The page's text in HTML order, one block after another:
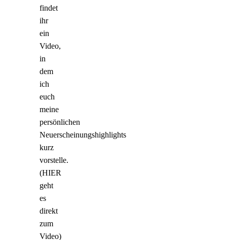
findet
ihr
ein
Video,
in
dem
ich
euch
meine
persönlichen
Neuerscheinungshighlights
kurz
vorstelle.
(HIER
geht
es
direkt
zum
Video)